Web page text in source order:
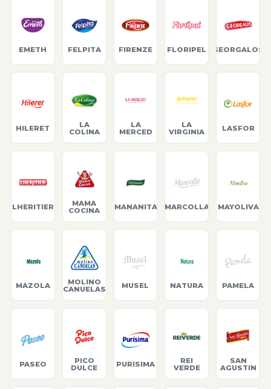
EMETH FELPITA FIRENZE FLORIPEL GEORGALOS
HILERET
LA
COLINA
LA
MERCED
LA
VIRGINIA
LASFOR
LHERITIER
MAMA
COCINA
MANANITA MARCOLLA MAYOLIVA
MAZOLA
MOLINO
CANUELAS
MUSEL NATURA PAMELA
PASEO
PICO
DULCE
PURISIMA
REI
VERDE
SAN
AGUSTIN